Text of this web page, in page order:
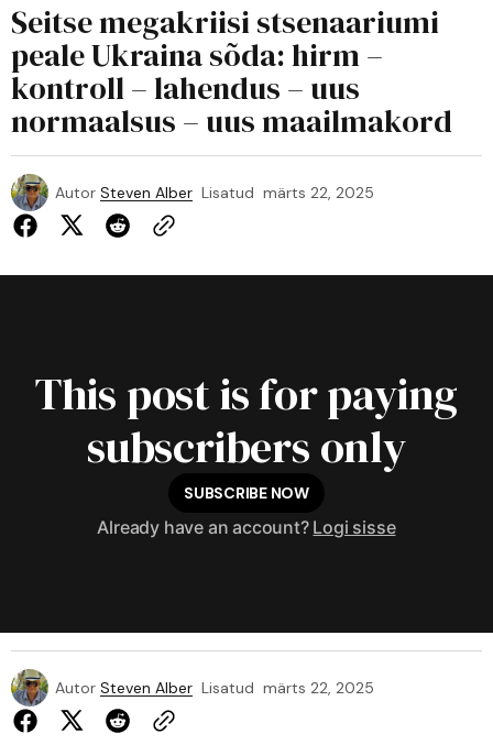
Seitse megakriisi stsenaariumi
peale Ukraina sõda: hirm –
kontroll – lahendus – uus
normaalsus – uus maailmakord
Autor Steven Alber Lisatud märts 22, 2025
This post is for paying
subscribers only
SUBSCRIBE NOW
Already have an account? Logi sisse
Autor Steven Alber Lisatud märts 22, 2025